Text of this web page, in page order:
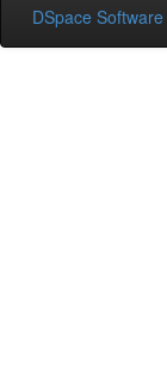
DSpace Software